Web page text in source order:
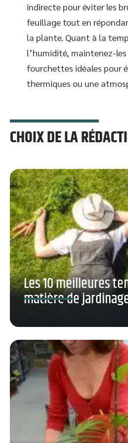
indirecte pour éviter les
feuillage tout en
la plante. Quant à la
l’humidité, maintenez-les
fourchettes idéales pour
thermiques ou une
CHOIX DE LA
Les 10 meilleures
matière de